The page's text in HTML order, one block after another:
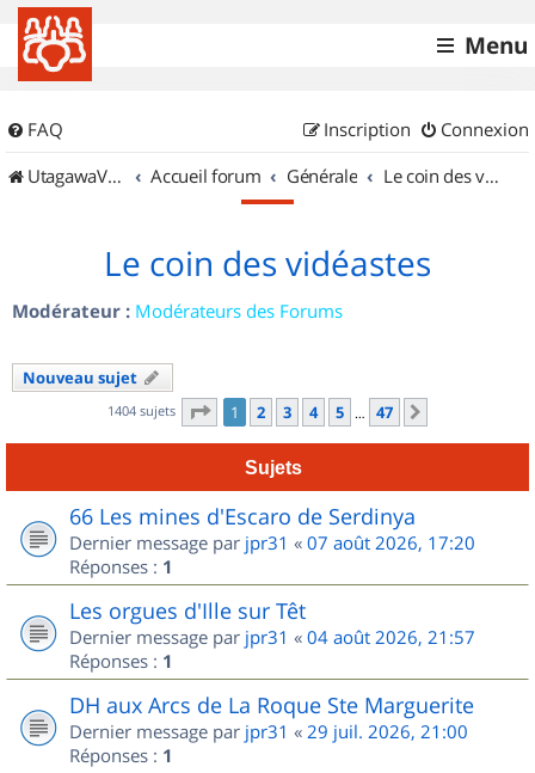
Menu
FAQ Connexion
Inscription
UtagawaVTT (Randos VTT et VTTAE avec traces GPS)
Accueil forum Générale Le coin des vidéastes
Le coin des vidéastes
Modérateur : Modérateurs des Forums
Nouveau sujet
1404 sujets Page 1sur
1 2 3 4 5 … 47
Sujets
66 Les mines d'Escaro de Serdinya
Dernier message par jpr31 « 07 août 2026, 17:20
Réponses : 1
Les orgues d'Ille sur Têt
Dernier message par jpr31 « 04 août 2026, 21:57
Réponses : 1
DH aux Arcs de La Roque Ste Marguerite
Dernier message par jpr31 « 29 juil. 2026, 21:00
Réponses : 1